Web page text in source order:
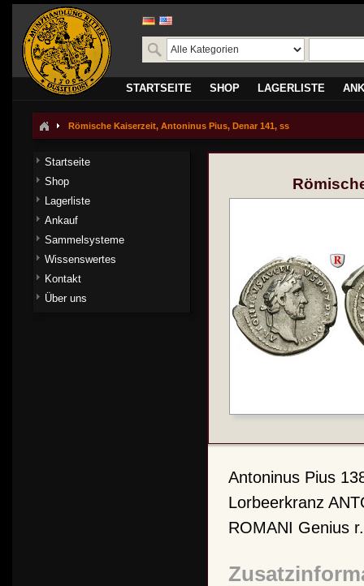
STARTSEITE SHOP LAGERLISTE
Römische Kaiserzeit, Antoninus Pius, Denar 141, ss
Antoninus Pius
Lorbeerkranz
ROMANI Genius
Startseite
Shop
Lagerliste
Ankauf
Sammelsysteme
Wissenswertes
Kontakt
Über uns